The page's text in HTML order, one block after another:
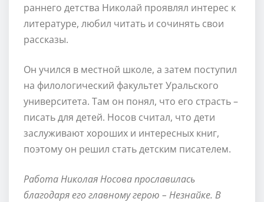
раннего детства Николай проявлял интерес к
литературе, любил читать и сочинять свои
рассказы.
Он учился в местной школе, а затем поступил
на филологический факультет Уральского
университета. Там он понял, что его страсть –
писать для детей. Носов считал, что дети
заслуживают хороших и интересных книг,
поэтому он решил стать детским писателем.
Работа Николая Носова прославилась
благодаря его главному герою – Незнайке. В